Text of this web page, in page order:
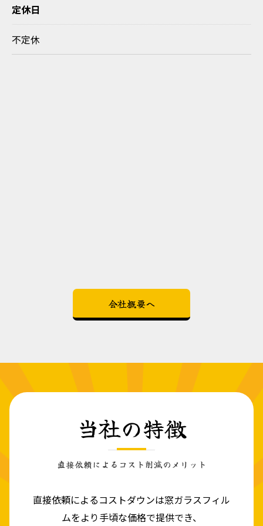
定休日
不定休
会社概要へ
直接依頼によるコスト削減のメリット
当社の特徴
直接依頼によるコストダウンは窓ガラスフィル
ムをより手頃な価格で提供でき、